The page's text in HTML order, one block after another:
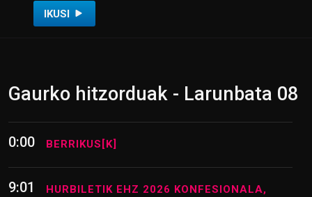
IKUSI
Gaurko hitzorduak - Larunbata 08
0:00 BERRIKUS[K]
9:01
HURBILETIK EHZ 2026 KONFESIONALA,